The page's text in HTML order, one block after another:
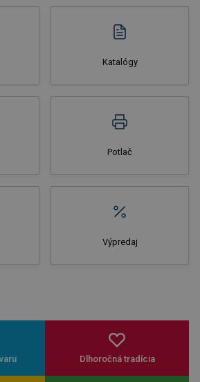
Katalógy
Potlač
Výpredaj
Dlhoročná tradícia